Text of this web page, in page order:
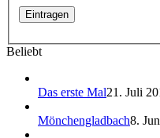
Beliebt
Das erste Mal21. Juli
Mönchengladbach8.